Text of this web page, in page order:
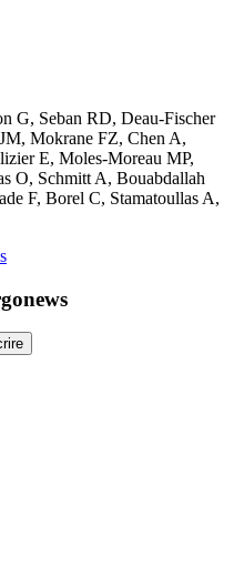
G, Seban RD, Deau-Fischer
Mokrane FZ, Chen A,
E, Moles-Moreau MP,
O, Schmitt A, Bouabdallah
F, Borel C, Stamatoullas A,